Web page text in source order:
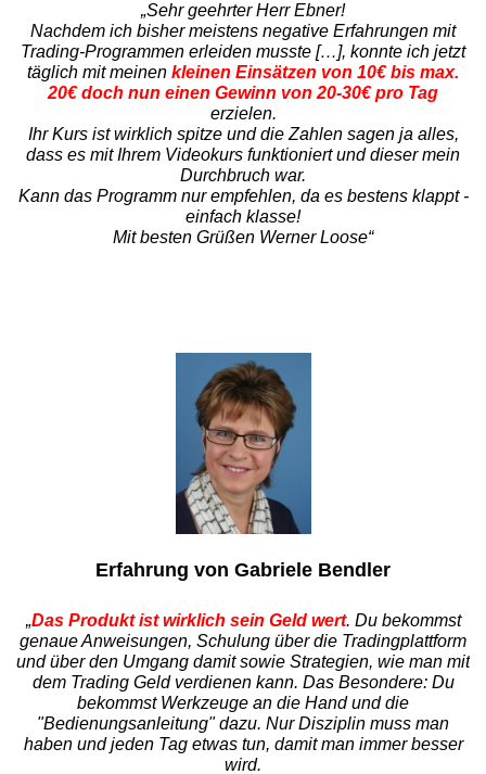
„Sehr geehrter Herr Ebner!
Nachdem ich bisher meistens negative Erfahrungen mit
Trading-Programmen erleiden musste […], konnte ich jetzt
täglich mit meinen kleinen Einsätzen von 10€ bis max.
20€ doch nun einen Gewinn von 20-30€ pro Tag
erzielen.
Ihr Kurs ist wirklich spitze und die Zahlen sagen ja alles,
dass es mit Ihrem Videokurs funktioniert und dieser mein
Durchbruch war.
Kann das Programm nur empfehlen, da es bestens klappt -
einfach klasse!
Mit besten Grüßen Werner Loose“
Erfahrung von Gabriele Bendler
„Das Produkt ist wirklich sein Geld wert. Du bekommst
genaue Anweisungen, Schulung über die Tradingplattform
und über den Umgang damit sowie Strategien, wie man mit
dem Trading Geld verdienen kann. Das Besondere: Du
bekommst Werkzeuge an die Hand und die
"Bedienungsanleitung" dazu. Nur Disziplin muss man
haben und jeden Tag etwas tun, damit man immer besser
wird.